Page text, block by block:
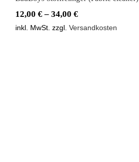
12,00 €– 34,00 €
inkl. MwSt. zzgl. Versandkosten